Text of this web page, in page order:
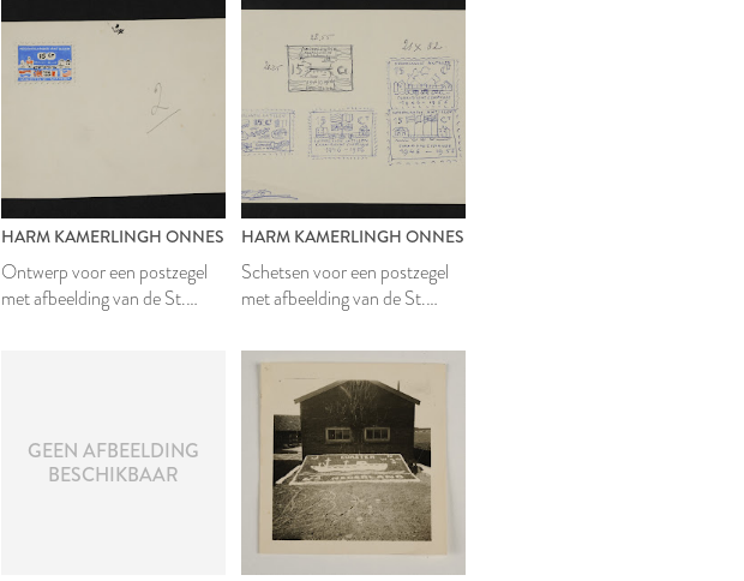
HARM KAMERLINGH ONNES
Ontwerp voor een postzegel
met afbeelding van de St.
HARM KAMERLINGH ONNES
Schetsen voor een postzegel
met afbeelding van de St.
GEEN AFBEELDING
BESCHIKBAAR